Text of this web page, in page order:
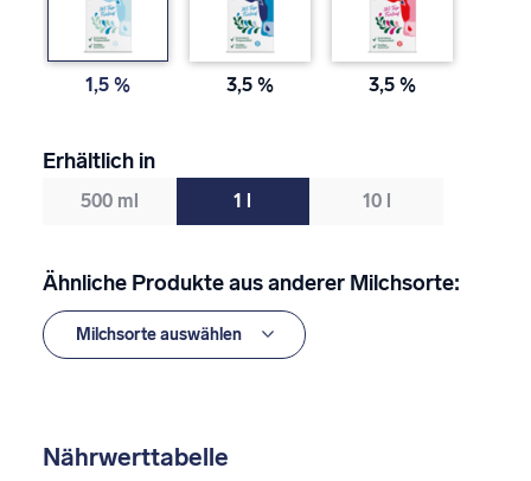
1,5 % 3,5 % 3,5 %
Erhältlich in
500 ml 1 l 10 l
Ähnliche Produkte aus anderer Milchsorte:
Nährwerttabelle